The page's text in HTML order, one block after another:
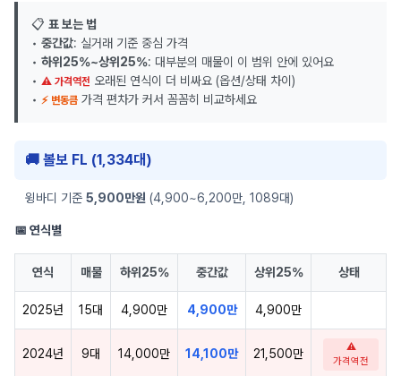
📋 표 보는 법
• 중간값: 실거래 기준 중심 가격
• 하위25%~상위25%: 대부분의 매물이 이 범위 안에 있어요
• ⚠ 가격역전 오래된 연식이 더 비싸요 (옵션/상태 차이)
• ⚡ 변동큼 가격 편차가 커서 꼼꼼히 비교하세요
🚚 볼보 FL (1,334대)
윙바디 기준 5,900만원 (4,900~6,200만, 1089대)
📅 연식별
연식 매물 하위25% 중간값 상위25% 상태
2025년 15대 4,900만 4,900만 4,900만
2024년 9대 14,000만 14,100만 21,500만
⚠
가격역전